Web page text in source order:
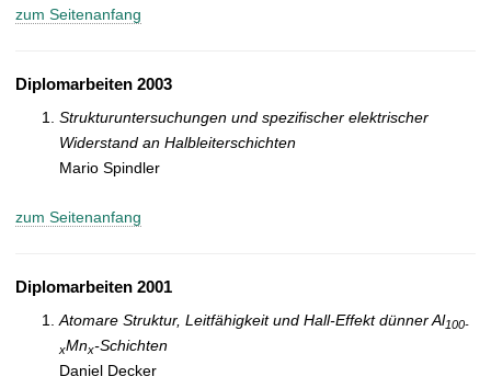
zum Seitenanfang
Diplomarbeiten 2003
Strukturuntersuchungen und spezifischer elektrischer
Widerstand an Halbleiterschichten
Mario Spindler
zum Seitenanfang
Diplomarbeiten 2001
Atomare Struktur, Leitfähigkeit und Hall-Effekt dünner Al100-
xMnx-Schichten
Daniel Decker